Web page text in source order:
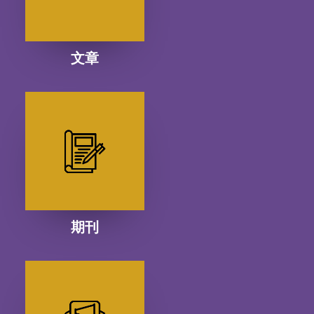
文章
期刊